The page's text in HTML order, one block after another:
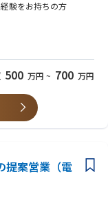
験をお持ちの方
500 万円 ~ 700 万円
提案営業（電